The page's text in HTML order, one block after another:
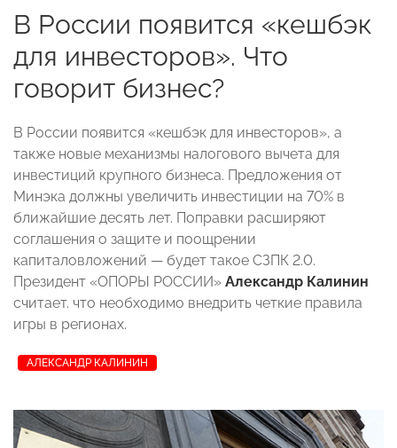
В России появится «кешбэк
для инвесторов». Что
говорит бизнес?
В России появится «кешбэк для инвесторов», а
также новые механизмы налогового вычета для
инвестиций крупного бизнеса. Предложения от
Минэка должны увеличить инвестиции на 70% в
ближайшие десять лет. Поправки расширяют
соглашения о защите и поощрении
капиталовложений — будет такое СЗПК 2.0.
Президент «ОПОРЫ РОССИИ» Александр Калинин
считает. что необходимо внедрить четкие правила
игры в регионах.
АЛЕКСАНДР КАЛИНИН